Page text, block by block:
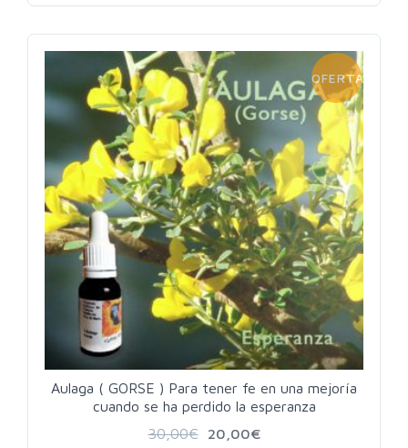
OFERTA!
Aulaga ( GORSE ) Para tener fe en una mejoría
cuando se ha perdido la esperanza
30,00€ 20,00€